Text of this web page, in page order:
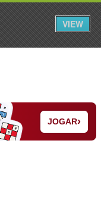
Iniciar Sessão
JOGAR›
VIEW